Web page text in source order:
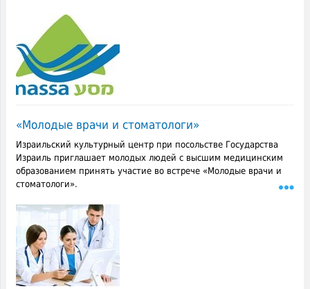
«Молодые врачи и стоматологи»
Израильский культурный центр при посольстве Государства
Израиль приглашает молодых людей с высшим медицинским
образованием принять участие во встрече «Молодые врачи и
стоматологи».